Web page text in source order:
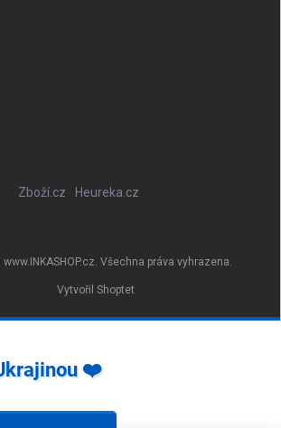
Zboží.cz Heureka.cz
Vytvořil Shoptet
www.INKASHOP.cz. Všechna práva vyhrazena.
❤️